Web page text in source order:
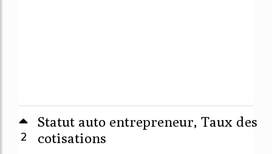
2
Statut auto entrepreneur, Taux des
cotisations